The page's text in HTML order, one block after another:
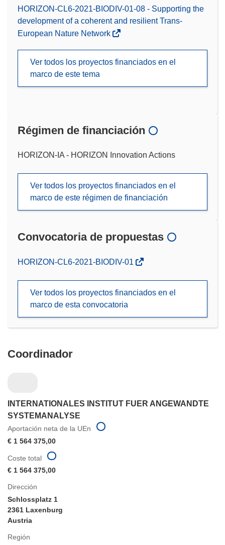
HORIZON-CL6-2021-BIODIV-01-08 - Supporting the
development of a coherent and resilient Trans-
European Nature Network
Ver todos los proyectos financiados en el
marco de este tema
Régimen de financiación
HORIZON-IA - HORIZON Innovation Actions
Ver todos los proyectos financiados en el
marco de este régimen de financiación
Convocatoria de propuestas
(se
nueva
HORIZON-CL6-2021-BIODIV-01
Ver todos los proyectos financiados en el
marco de esta convocatoria
Coordinador
INTERNATIONALES INSTITUT FUER ANGEWANDTE
SYSTEMANALYSE
Aportación neta de la UEn
€ 1 564 375,00
Dirección
Schlossplatz 1
2361 Laxenburg
Austria
Región
Coste total
€ 1 564 375,00